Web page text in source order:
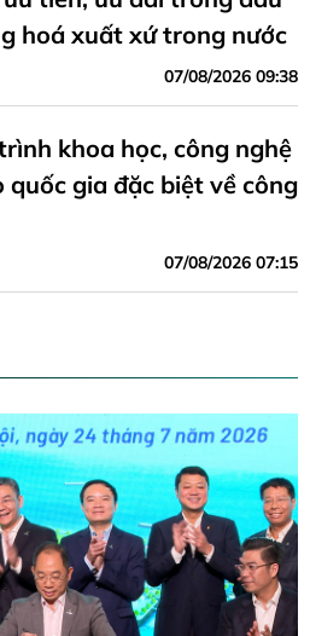
hoá xuất xứ trong nước
07/08/2026 09:38
khoa học, công nghệ
gia đặc biệt về công
07/08/2026 07:15